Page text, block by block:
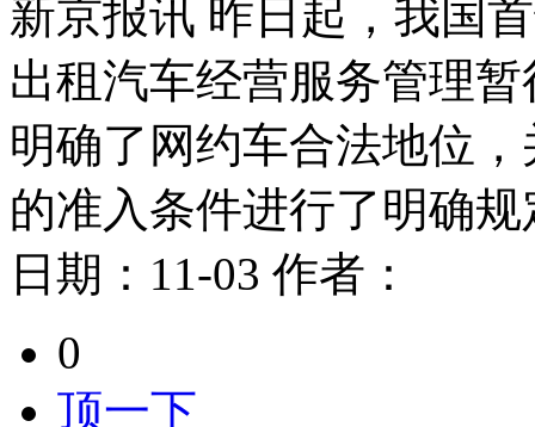
新京报讯 昨日起，我国
出租汽车经营服务管理
明确了网约车合法地位
的准入条件进行了明确规
日期： 11-03 作者：
0
顶一下